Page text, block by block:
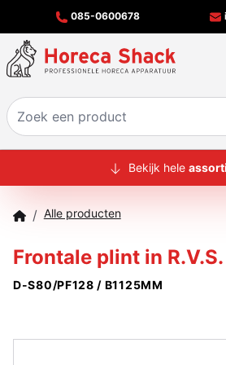
085-0600678
HOME
MERKEN
OFFERTECHECKER
Bekijk hele
/ Alle producten
Frontale plint in R.V.S.
D-S80/PF128 / B1125MM